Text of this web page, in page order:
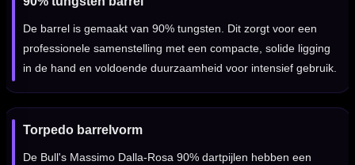
De barrel is gemaakt van 90% tungsten. Dit zorgt voor een
professionele samenstelling met een compacte, solide ligging
in de hand en voldoende duurzaamheid voor intensief gebruik.
Torpedo barrelvorm
De Bull's Massimo Dalla-Rosa 90% dartpijlen hebben een